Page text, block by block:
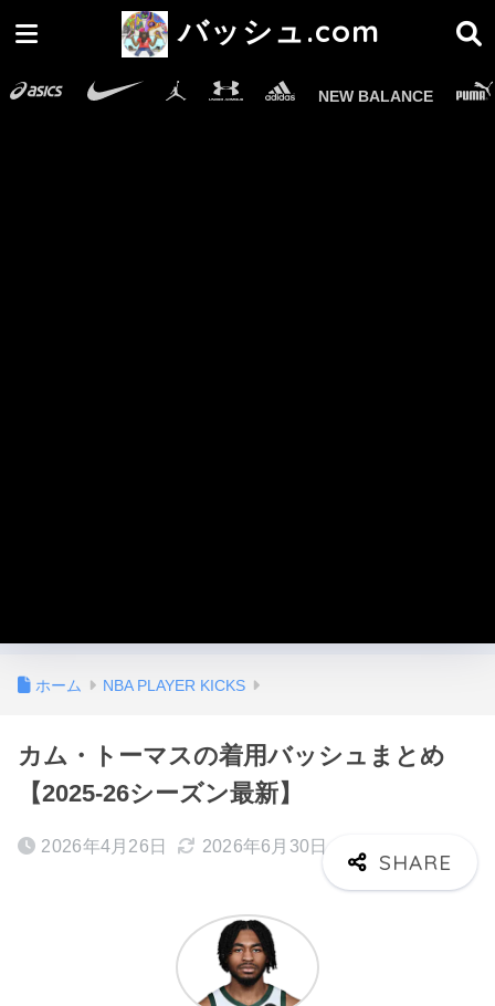
バッシュ.com
NEW BALANCE
ホーム NBA PLAYER KICKS
カム・トーマスの着用バッシュまとめ
【2025-26シーズン最新】
2026年4月26日 2026年6月30日